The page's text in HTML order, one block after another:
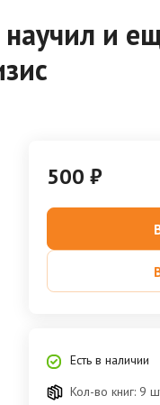
и
500 ₽
Есть в наличии
Кол-во книг: 9